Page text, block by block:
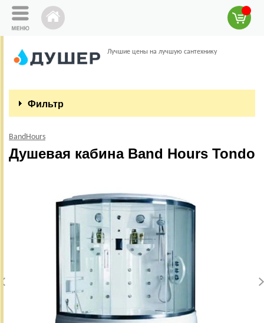
Лучшие цены на лучшую сантехнику
Фильтр
BandHours
Душевая кабина Band Hours Tondo